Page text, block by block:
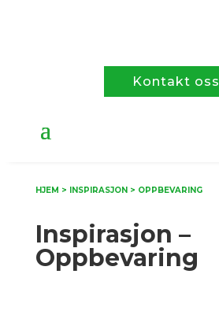
Kontakt oss
HJEM > INSPIRASJON > OPPBEVARING
Inspirasjon –
Oppbevaring